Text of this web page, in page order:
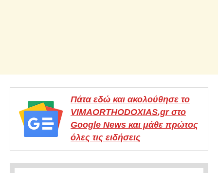
Πάτα εδώ και ακολούθησε το
VIMAORTHODOXIAS.gr στο
Google News και μάθε πρώτος
όλες τις ειδήσεις